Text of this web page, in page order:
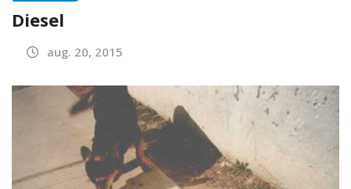
Diesel
aug. 20, 2015